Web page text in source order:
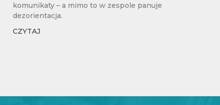
komunikaty – a mimo to w zespole panuje
dezorientacja.
CZYTAJ